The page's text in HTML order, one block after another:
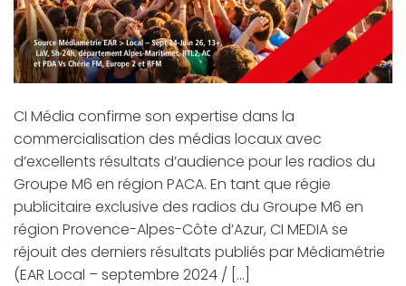
CI Média confirme son expertise dans la
commercialisation des médias locaux avec
d’excellents résultats d’audience pour les radios du
Groupe M6 en région PACA. En tant que régie
publicitaire exclusive des radios du Groupe M6 en
région Provence-Alpes-Côte d’Azur, CI MEDIA se
réjouit des derniers résultats publiés par Médiamétrie
(EAR Local – septembre 2024 / […]